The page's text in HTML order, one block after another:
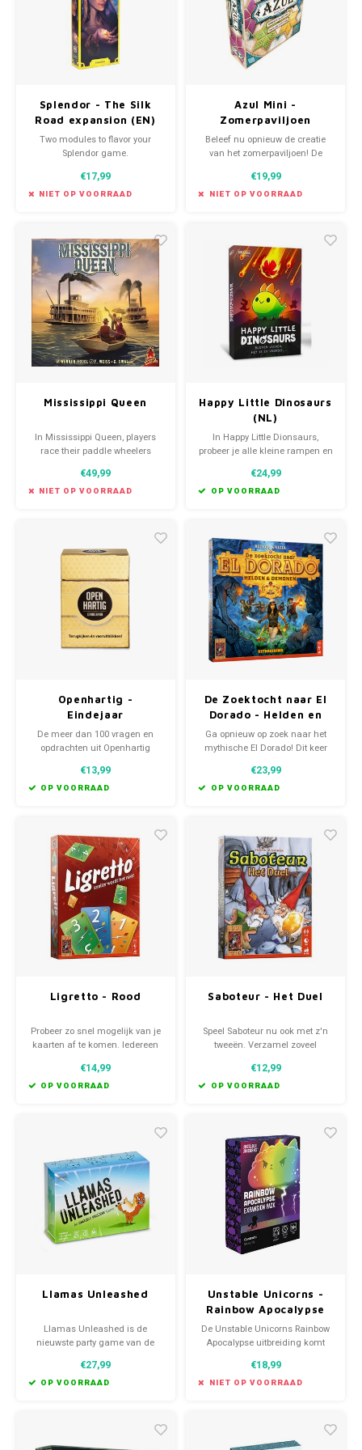
Splendor - The Silk
Road expansion (EN)
Two modules to flavor your
Splendor game.
€17,99
NIET OP VOORRAAD
Azul Mini -
Zomerpaviljoen
Beleef nu opnieuw de creatie
van het zomerpaviljoen! De
is nu terug in mini formaat. Met
deze nieuwe editie kun je het
€19,99
NIET OP VOORRAAD
Mississippi Queen
In Mississippi Queen, players
race their paddle wheelers
passengers along the way. Who
will arrive first?
€49,99
NIET OP VOORRAAD
Happy Little Dinosaurs
(NL)
In Happy Little Dionsaurs,
probeer je alle kleine rampen en
ontwijken.
€24,99
OP VOORRAAD
Openhartig -
Eindejaar
De meer dan 100 vragen en
opdrachten uit Openhartig
gelegenheid om wensen,
herinneringen, ideeën en
€13,99
OP VOORRAAD
De Zoektocht naar El
Dorado - Helden en
Demonen uitbreiding
Ga opnieuw op zoek naar het
mythische El Dorado! Dit keer
met nieuwe gevaren, zoals
demonen en vloeken. Ook krijg
€23,99
OP VOORRAAD
Ligretto - Rood
Probeer zo snel mogelijk van je
kaarten af te komen. Iedereen
hilarische situaties ontstaan.
Ligretto is ook in 2 andere
€14,99
OP VOORRAAD
Saboteur - Het Duel
Speel Saboteur nu ook met z'n
tweeën. Verzamel zoveel
omzeil de hindernissen en de
sabotagekaarten van je
€12,99
OP VOORRAAD
Llamas Unleashed
Llamas Unleashed is de
nieuwste party game van de
Step aside unicorns... Llamas
will take it from here.
€27,99
OP VOORRAAD
Unstable Unicorns -
Rainbow Apocalypse
expansion
De Unstable Unicorns Rainbow
Apocalypse uitbreiding komt
wereld verpulveren.
€18,99
NIET OP VOORRAAD